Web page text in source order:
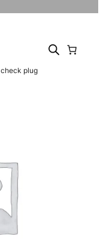
check plug